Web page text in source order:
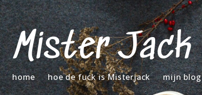
Mister Jack
home hoe de fuck is Misterjack mijn blog